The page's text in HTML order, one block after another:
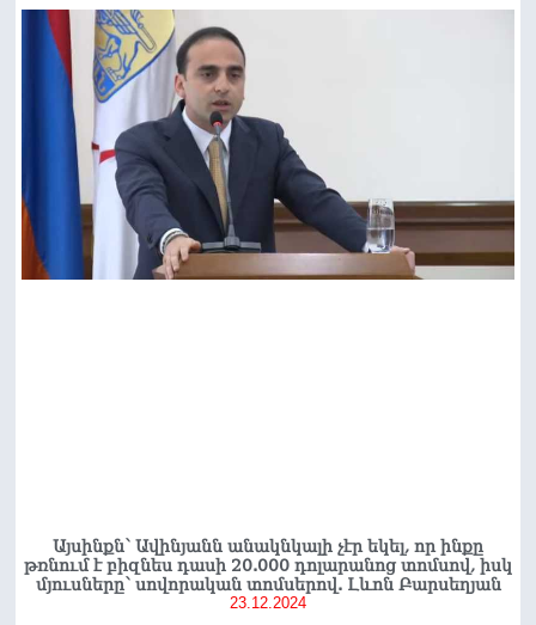
Այսինքն՝ Ավինյանն անակնկալի չէր եկել, որ ինքը
թռնում է բիզնես դասի 20.000 դոլարանոց տոմսով, իսկ
մյուսները՝ սովորական տոմսերով. Լևոն Բարսեղյան
23.12.2024